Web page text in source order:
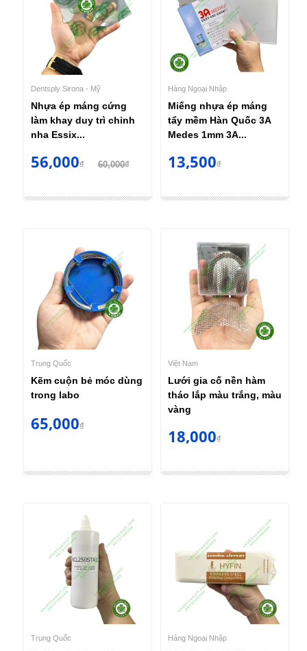
Dentsply Sirona - Mỹ
Nhựa ép máng cứng
làm khay duy trì chỉnh
nha Essix...
56,000₫60,000₫
Hàng Ngoại Nhập
Miếng nhựa ép máng
tẩy mềm Hàn Quốc 3A
Medes 1mm 3A...
13,500₫
Trung Quốc
Kẽm cuộn bẻ móc dùng
trong labo
65,000₫
Việt Nam
Lưới gia cố nền hàm
tháo lắp màu trắng, màu
vàng
18,000₫
Trung Quốc Hàng Ngoại Nhập